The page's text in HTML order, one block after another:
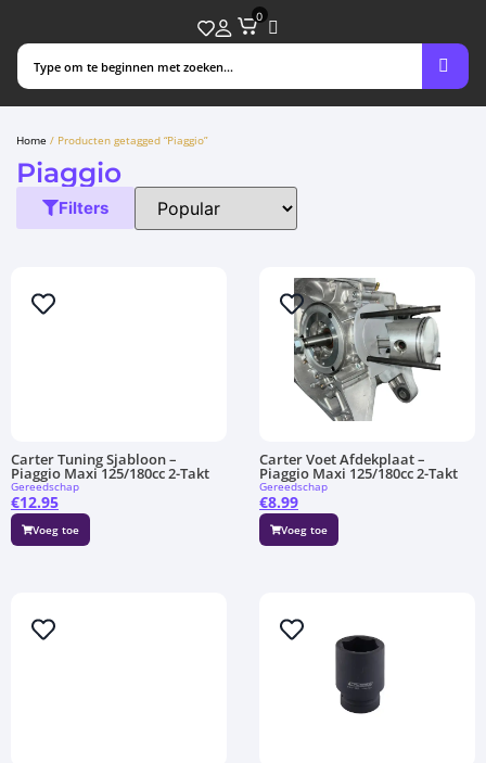
0
Home / Producten getagged “Piaggio”
Piaggio
Filters
Carter Tuning Sjabloon –
Piaggio Maxi 125/180cc 2-Takt
Gereedschap
Voeg toe
€12.95
Carter Voet Afdekplaat –
Piaggio Maxi 125/180cc 2-Takt
Gereedschap
Voeg toe
€8.99